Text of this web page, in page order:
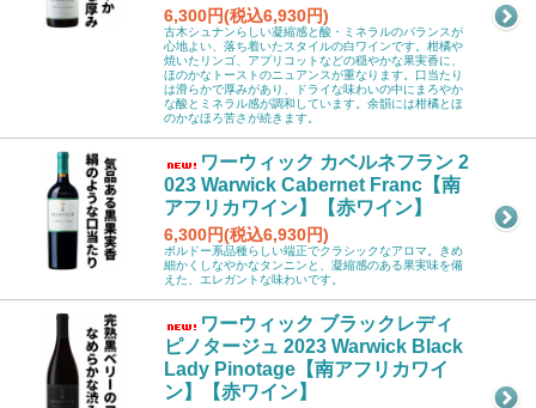
6,300円(税込6,930円)
古木シュナンらしい凝縮感と酸・ミネラルのバランスが
心地よい、落ち着いたスタイルの白ワインです。柑橘や
焼いたリンゴ、アプリコットなどの穏やかな果実香に、
ほのかなトーストのニュアンスが重なります。口当たり
は滑らかで厚みがあり、ドライな味わいの中にまろやか
な酸とミネラル感が調和しています。余韻には柑橘とほ
のかなほろ苦さが続きます。
ワーウィック カベルネフラン 2
023 Warwick Cabernet Franc【南
アフリカワイン】【赤ワイン】
6,300円(税込6,930円)
ボルドー系品種らしい端正でクラシックなアロマ。きめ
細かくしなやかなタンニンと、凝縮感のある果実味を備
えた、エレガントな味わいです。
ワーウィック ブラックレディ
ピノタージュ 2023 Warwick Black
Lady Pinotage【南アフリカワイ
ン】【赤ワイン】